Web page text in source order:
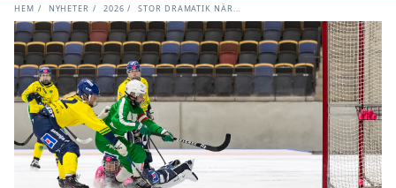
HEM / NYHETER / 2026 / STOR DRAMATIK NÄR...